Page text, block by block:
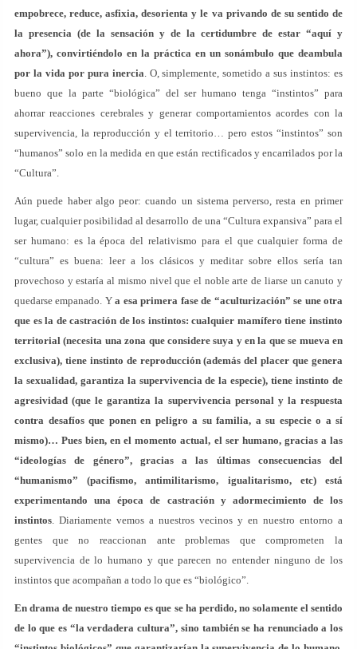
empobrece, reduce, asfixia, desorienta y le va privando de su sentido de
la presencia (de la sensación y de la certidumbre de estar “aquí y
ahora”), convirtiéndolo en la práctica en un sonámbulo que deambula
por la vida por pura inercia. O, simplemente, sometido a sus instintos: es
bueno que la parte “biológica” del ser humano tenga “instintos” para
ahorrar reacciones cerebrales y generar comportamientos acordes con la
supervivencia, la reproducción y el territorio… pero estos “instintos” son
“humanos” solo en la medida en que están rectificados y encarrilados por la
“Cultura”.
Aún puede haber algo peor: cuando un sistema perverso, resta en primer
lugar, cualquier posibilidad al desarrollo de una “Cultura expansiva” para el
ser humano: es la época del relativismo para el que cualquier forma de
“cultura” es buena: leer a los clásicos y meditar sobre ellos sería tan
provechoso y estaría al mismo nivel que el noble arte de liarse un canuto y
quedarse empanado. Ya esa primera fase de “aculturización” se une otra
que es la de castración de los instintos: cualquier mamífero tiene instinto
territorial (necesita una zona que considere suya y en la que se mueva en
exclusiva), tiene instinto de reproducción (además del placer que genera
la sexualidad, garantiza la supervivencia de la especie), tiene instinto de
agresividad (que le garantiza la supervivencia personal y la respuesta
contra desafíos que ponen en peligro a su familia, a su especie o a sí
mismo)… Pues bien, en el momento actual, el ser humano, gracias a las
“ideologías de género”, gracias a las últimas consecuencias del
“humanismo” (pacifismo, antimilitarismo, igualitarismo, etc) está
experimentando una época de castración y adormecimiento de los
instintos. Diariamente vemos a nuestros vecinos y en nuestro entorno a
gentes que no reaccionan ante problemas que comprometen la
supervivencia de lo humano y que parecen no entender ninguno de los
instintos que acompañan a todo lo que es “biológico”.
En drama de nuestro tiempo es que se ha perdido, no solamente el sentido
de lo que es “la verdadera cultura”, sino también se ha renunciado a los